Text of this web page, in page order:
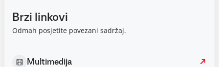
Brzi linkovi
Odmah posjetite povezani sadržaj.
Multimedija